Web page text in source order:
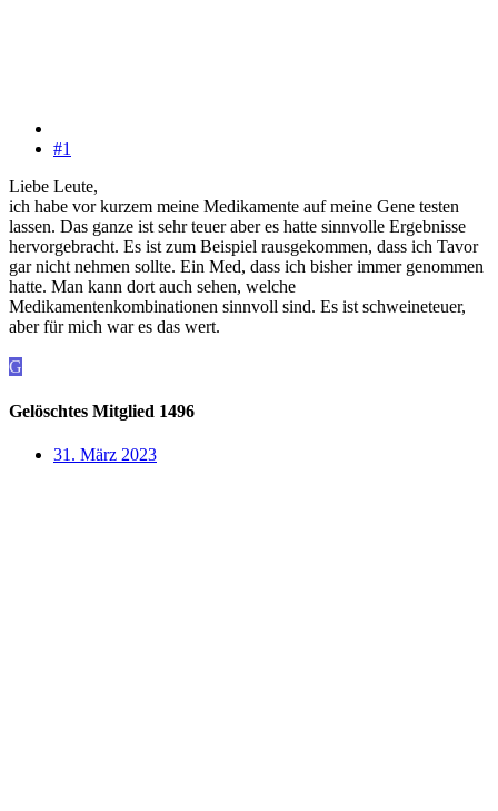
#1
Liebe Leute,
ich habe vor kurzem meine Medikamente auf meine Gene testen
lassen. Das ganze ist sehr teuer aber es hatte sinnvolle Ergebnisse
hervorgebracht. Es ist zum Beispiel rausgekommen, dass ich Tavor
gar nicht nehmen sollte. Ein Med, dass ich bisher immer genommen
hatte. Man kann dort auch sehen, welche
Medikamentenkombinationen sinnvoll sind. Es ist schweineteuer,
aber für mich war es das wert.
G
Gelöschtes Mitglied 1496
31. März 2023